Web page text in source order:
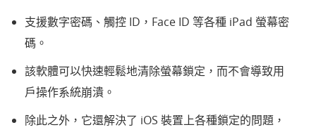
支援數字密碼、觸控 ID，Face ID 等各種 iPad 螢幕密
碼。
該軟體可以快速輕鬆地清除螢幕鎖定，而不會導致用
戶操作系統崩潰。
除此之外，它還解決了 iOS 裝置上各種鎖定的問題，